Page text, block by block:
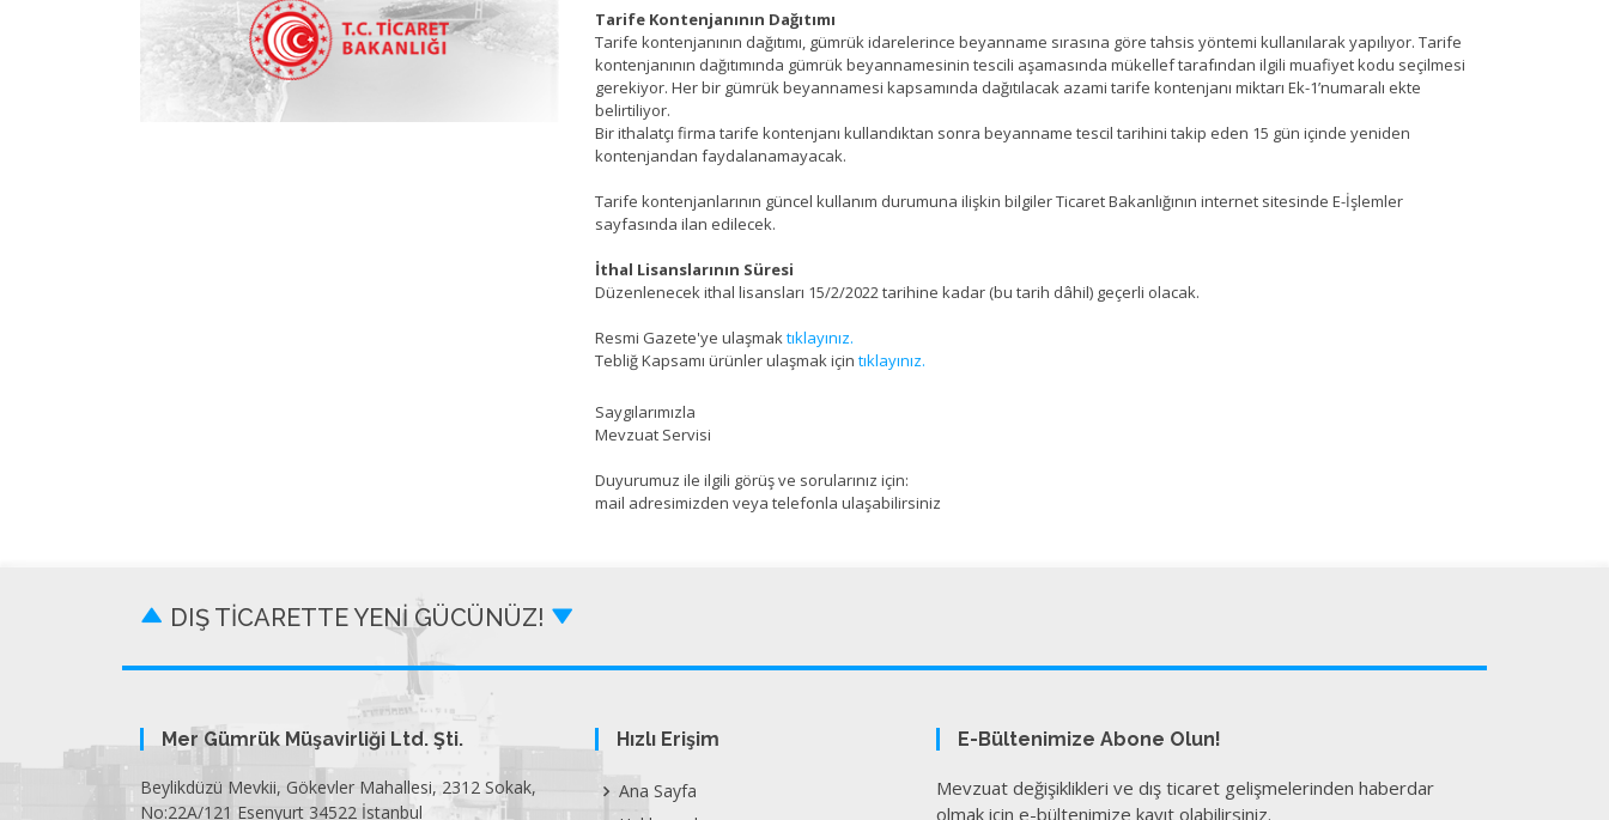
Tarife Kontenjanının Dağıtımı
Tarife kontenjanının dağıtımı, gümrük idarelerince beyanname sırasına göre tahsis yöntemi kullanılarak yapılıyor. Tarife
kontenjanının dağıtımında gümrük beyannamesinin tescili aşamasında mükellef tarafından ilgili muafiyet kodu seçilmesi
gerekiyor. Her bir gümrük beyannamesi kapsamında dağıtılacak azami tarife kontenjanı miktarı Ek-1’numaralı ekte
belirtiliyor.
Bir ithalatçı firma tarife kontenjanı kullandıktan sonra beyanname tescil tarihini takip eden 15 gün içinde yeniden
kontenjandan faydalanamayacak.
Tarife kontenjanlarının güncel kullanım durumuna ilişkin bilgiler Ticaret Bakanlığının internet sitesinde E-İşlemler
sayfasında ilan edilecek.
İthal Lisanslarının Süresi
Düzenlenecek ithal lisansları 15/2/2022 tarihine kadar (bu tarih dâhil) geçerli olacak.
Resmi Gazete'ye ulaşmaktıklayınız.
Tebliğ Kapsamı ürünler ulaşmak için tıklayınız.
Saygılarımızla
Mevzuat Servisi
Duyurumuz ile ilgili görüş ve sorularınız için:
mail adresimizden veya telefonla ulaşabilirsiniz
DIŞ TİCARETTE YENİ GÜCÜNÜZ!
Mer Gümrük Müşavirliği Ltd. Şti.
Beylikdüzü Mevkii, Gökevler Mahallesi, 2312 Sokak,
No:22A/121 Esenyurt 34522 İstanbul
Hızlı Erişim
Ana Sayfa
E-Bültenimize Abone Olun!
Mevzuat değişiklikleri ve dış ticaret gelişmelerinden haberdar
olmak için e-bültenimize kayıt olabilirsiniz.